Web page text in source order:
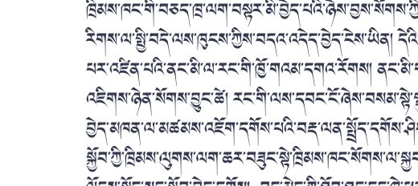
རིགས་ལ་སྤྱི་བདེ་ལས་ཁུངས་ཀྱིས་བདའ་འདེད་བྱེད་ངེས་ཡིན།
པར་འཛིན་པའི་ནང་མི་ལ་རང་གི་ཁྱོ་གའམ་དགའ་རོགས།
འཇིགས་ཉེན་སོགས་བྱུང་ཚེ།